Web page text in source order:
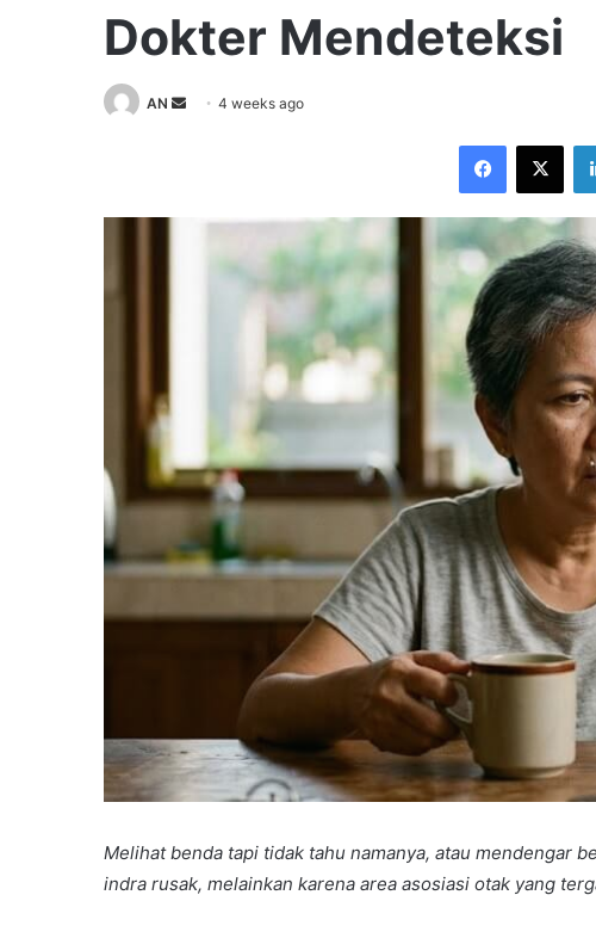
Dokter Mendeteksi
AN
Send4 weeks ago
Facebook
X
Melihat benda tapi tidak tahu namanya, atau mendengar
indra rusak, melainkan karena area asosiasi otak yang